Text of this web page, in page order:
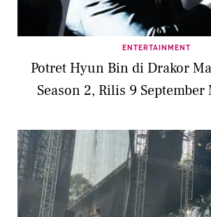
ENTERTAINMENT
Potret Hyun Bin di Drakor
Season 2, Rilis 9 September